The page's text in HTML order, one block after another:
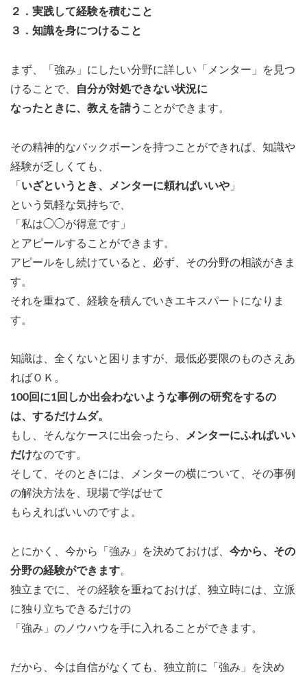
２．実践して経験を積むこと
３．知識を身につけること
まず、「強み」にしたい分野に詳しい「メンター」を見つ
けることで、
自分が対処できない状況に
なったときに、教えを請う ことができます。
その精神的なバックボーンを持つことができれば、知識や
経験が乏しくても、
「 いざというとき、メンターに頼ればいいや 」
という気軽な気持ちで、
「私は◯◯が得意です」
とアピールすることができます。
アピールをし続けていると、必ず、その分野の相談がきま
す。
それを重ねて、経験を積んでいきエキスパートになりま
す。
知識は、全くないと困りますが、最低必要限のものさえあ
ればＯＫ。
100回に1回しか出会わないような事例の研究をするの
は、するだけムダ。
もし、そんなケースに出会ったら、 メンターにふればいい
だけなのです。
そして、そのときには、メンターの横について、その事例
の解決方法を、現場で学ばせて
もらえればいいのですよ。
とにかく、今から「強み」を決めておけば、 今から、その
分野の経験ができます。
独立までに、その経験を重ねておけば、独立時には、立派
に独り立ちできるだけの
「強み」のノウハウを手に入れることができます。
だから、今は自信がなくても、独立前に「強み」を決め